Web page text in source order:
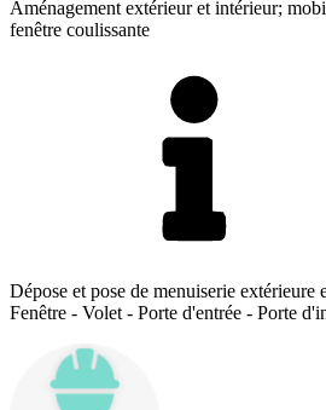
Aménagement extérieur et intérieur;
fenêtre coulissante
Dépose et pose de menuiserie extérieure
Fenêtre - Volet - Porte d'entrée - Porte